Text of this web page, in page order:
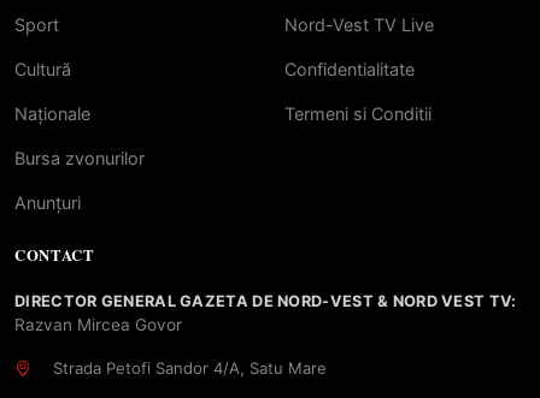
Sport
Cultură
Naționale
Bursa zvonurilor
Anunțuri
Nord-Vest TV Live
Confidentialitate
Termeni si Conditii
CONTACT
DIRECTOR GENERAL GAZETA DE NORD-VEST & NORD VEST TV:
Razvan Mircea Govor
Strada Petofi Sandor 4/A, Satu Mare